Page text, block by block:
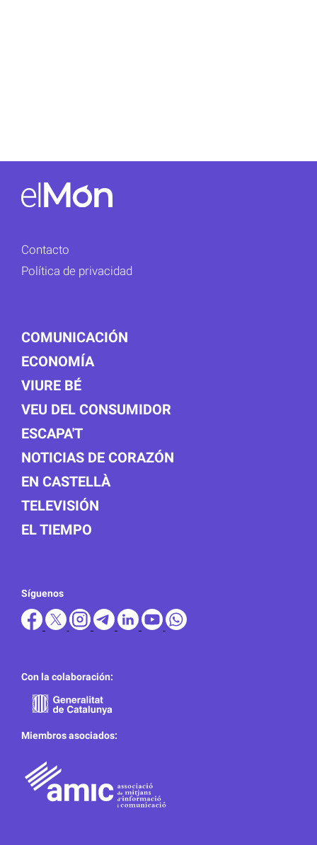
Contacto
Política de privacidad
COMUNICACIÓN
ECONOMÍA
VIURE BÉ
VEU DEL CONSUMIDOR
ESCAPA'T
NOTICIAS DE CORAZÓN
EN CASTELLÀ
TELEVISIÓN
EL TIEMPO
Síguenos
Con la colaboración:
Miembros asociados: